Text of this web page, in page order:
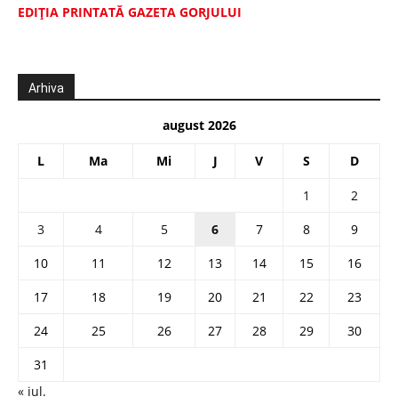
EDIŢIA PRINTATĂ GAZETA GORJULUI
Arhiva
august 2026
L Ma Mi J V S D
1
2
3
4 5 6 7 8
9
10
11 12 13 14 15
16
17
18 19 20 21 22
23
24
25 26 27 28 29
30
31
« iul.